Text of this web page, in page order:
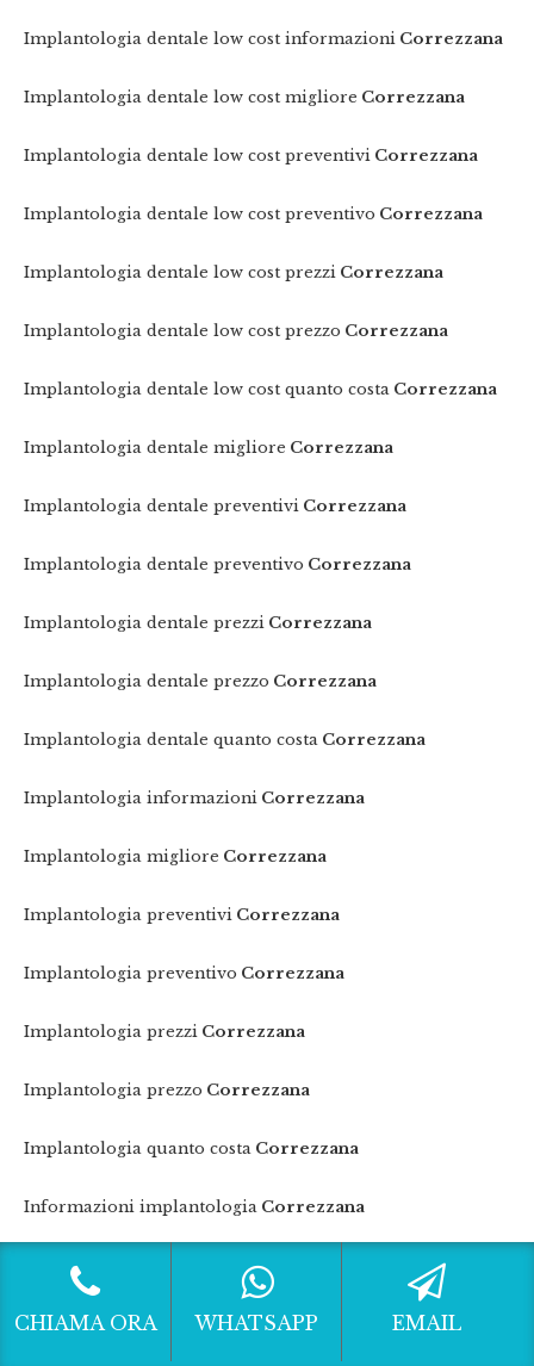
Implantologia dentale low cost informazioni Correzzana
Implantologia dentale low cost migliore Correzzana
Implantologia dentale low cost preventivi Correzzana
Implantologia dentale low cost preventivo Correzzana
Implantologia dentale low cost prezzi Correzzana
Implantologia dentale low cost prezzo Correzzana
Implantologia dentale low cost quanto costa Correzzana
Implantologia dentale migliore Correzzana
Implantologia dentale preventivi Correzzana
Implantologia dentale preventivo Correzzana
Implantologia dentale prezzi Correzzana
Implantologia dentale prezzo Correzzana
Implantologia dentale quanto costa Correzzana
Implantologia informazioni Correzzana
Implantologia migliore Correzzana
Implantologia preventivi Correzzana
Implantologia preventivo Correzzana
Implantologia prezzi Correzzana
Implantologia prezzo Correzzana
Implantologia quanto costa Correzzana
Informazioni implantologia Correzzana
Informazioni implantologia a carico immediato
Informazioni implantologia dentale Correzzana
CHIAMA ORA WHATSAPP EMAIL